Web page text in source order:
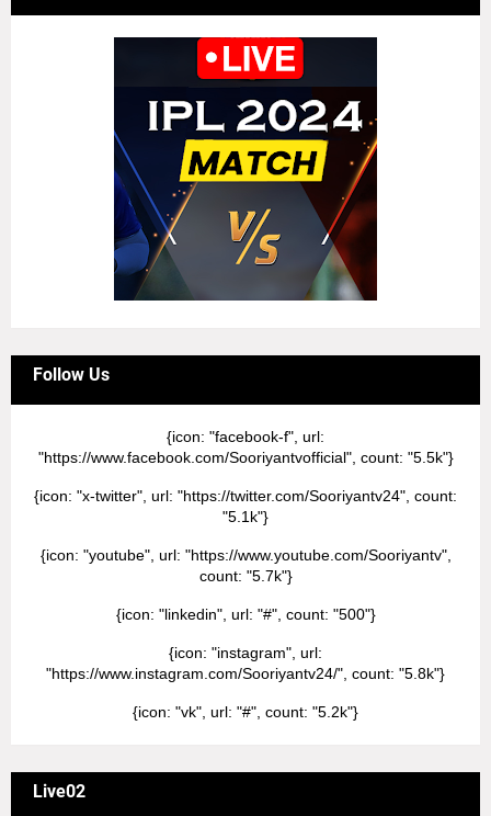
Follow Us
{icon: "facebook-f", url:
"https://www.facebook.com/Sooriyantvofficial", count: "5.5k"}
{icon: "x-twitter", url: "https://twitter.com/Sooriyantv24", count:
"5.1k"}
{icon: "youtube", url: "https://www.youtube.com/Sooriyantv",
count: "5.7k"}
{icon: "linkedin", url: "#", count: "500"}
{icon: "instagram", url:
"https://www.instagram.com/Sooriyantv24/", count: "5.8k"}
{icon: "vk", url: "#", count: "5.2k"}
Live02